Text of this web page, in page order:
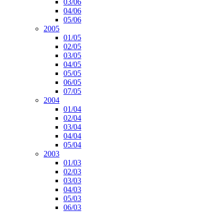
03/06
04/06
05/06
2005
01/05
02/05
03/05
04/05
05/05
06/05
07/05
2004
01/04
02/04
03/04
04/04
05/04
2003
01/03
02/03
03/03
04/03
05/03
06/03